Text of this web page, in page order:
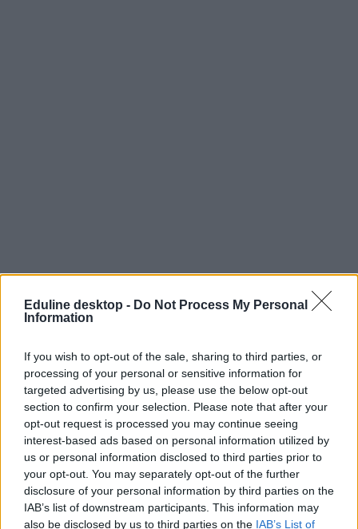
Eduline desktop - Do Not Process My Personal
Information
If you wish to opt-out of the sale, sharing to third parties, or
processing of your personal or sensitive information for
targeted advertising by us, please use the below opt-out
section to confirm your selection. Please note that after your
opt-out request is processed you may continue seeing
interest-based ads based on personal information utilized by
us or personal information disclosed to third parties prior to
your opt-out. You may separately opt-out of the further
disclosure of your personal information by third parties on the
IAB’s list of downstream participants. This information may
also be disclosed by us to third parties on the IAB’s List of